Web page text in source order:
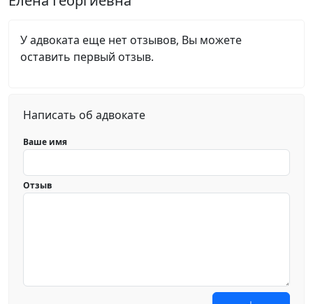
У адвоката еще нет отзывов, Вы можете
оставить первый отзыв.
Написать об адвокате
Ваше имя
Отзыв